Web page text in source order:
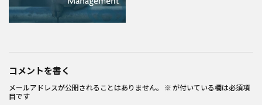
コメントを書く
メールアドレスが公開されることはありません。 ※ が付いている欄は必須項
目です